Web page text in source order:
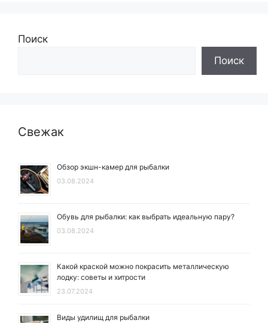
Поиск
Поиск
Свежак
Обзор экшн-камер для рыбалки
03.08.2024
Обувь для рыбалки: как выбрать идеальную пару?
03.08.2024
Какой краской можно покрасить металлическую
лодку: советы и хитрости
23.07.2024
Виды удилищ для рыбалки